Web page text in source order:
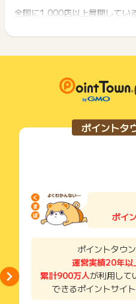
マリオカート ワールド セッ
Ｊｏｙ－Ｃｏｎ ２ （Ｌ）
レッド
Ｊｏｙ－Ｃｏｎ ２ （Ｒ）
Ｎｉｎｔｅｎｄｏ Ｓｗｉｔ
Ｓａｍｓｕｎｇ ｍｉｃｒｏ
ｄ ２５６ＧＢ ｆｏｒ Ｎｉ
ＳａｎＤｉｓｋ ｍｉｃｒｏ
ｄ ２５６ＧＢ ｆｏｒ Ｎｉ
【2025年6月12日より獲得対
ＰｌａｙＳｔａｔｉｏｎ Ｐ
ＤｕａｌＳｅｎｓｅ ワイヤ
ニバーサリー リミテッドエデ
ＰｌａｙＳｔａｔｉｏｎ ５
ＤｕａｌＳｅｎｓｅ ワイヤ
ハンターワイルズ リミテッド
ＰｌａｙＳｔａｔｉｏｎ５用
ルズ リミテッドエディション
下記の事項に該当する場合、
い物を複数回ご利用された場合
て一度でも同サービス・お買
ご利用前には、Cookieの削除
サービス・お買い物利用時に
法がある場合、必ずサイト上
了などのメールは、ポイント
獲得待ち・獲得失敗の状態で
メールを送っていただく場合
そのため、紛失・破棄された
ご注意ください。
(※) SafariやChromeなどwebサ
広告主が運営しているサービ
商品の交換や一部でもキャン
になる可能性もございます。
条件を達成しているかどうか
っているため、広告主はポイ
そのため、ポイントタウンの
広告主様に直接行わないよう
全国に1,000店以上展開してい
ゲーム・中古スマホ・中古タ
レビ・イヤホン、雑貨等と幅広
2,000円以上（税込）のご購入
ゲオオンラインストアでのお買
ポイントタ
ポイ
ポイントタウ
運営実績20年以
累計900万人が利用して
できるポイントサイ